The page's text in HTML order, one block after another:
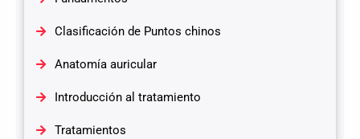
Clasificación de Puntos chinos
Anatomía auricular
Introducción al tratamiento
Tratamientos